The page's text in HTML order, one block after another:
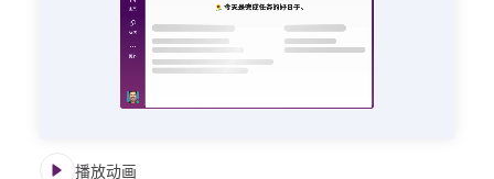
播放动画